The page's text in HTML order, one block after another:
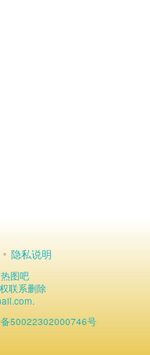
隐私说明
热图吧
联系删除
50022302000746号